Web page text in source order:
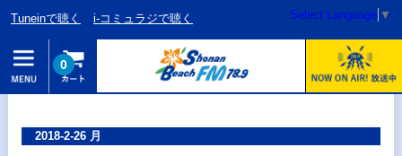
Tuneinで聴く i-コミュラジで聴く Select Language ▼
0
2018-2-26 月